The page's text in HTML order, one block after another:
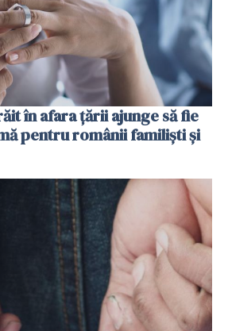
în afara țării ajunge să fie
pentru românii familiști și